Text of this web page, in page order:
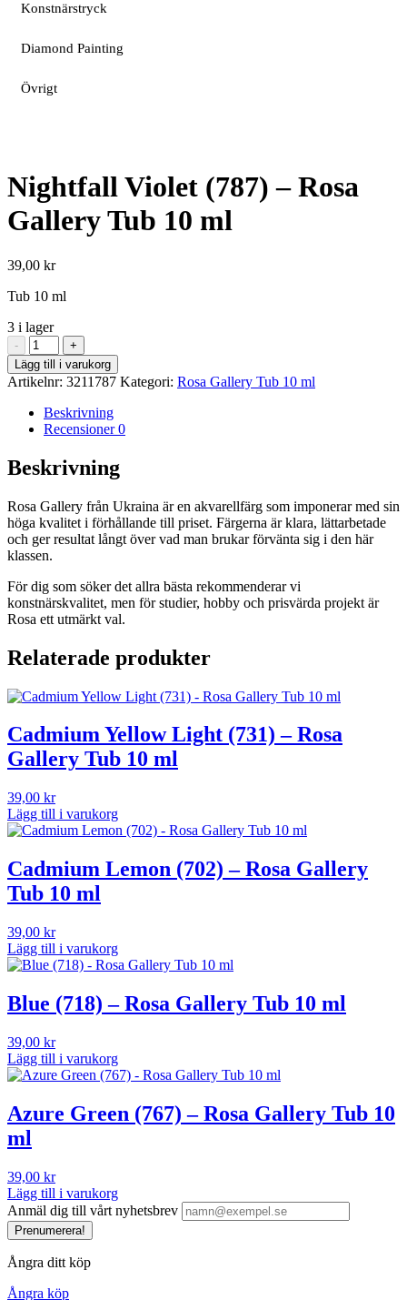
Konstnärstryck
Diamond Painting
Övrigt
Nightfall Violet (787) – Rosa
Gallery Tub 10 ml
39,00 kr
Tub 10 ml
3 i lager
-
Nightfall
Violet
(787)
-
Rosa
Gallery
Tub
10
ml
+
Lägg till i varukorg
Artikelnr: 3211787 Kategori: Rosa Gallery Tub 10 ml
Beskrivning
Recensioner0
Beskrivning
Rosa Gallery från Ukraina är en akvarellfärg som imponerar med sin
höga kvalitet i förhållande till priset. Färgerna är klara, lättarbetade
och ger resultat långt över vad man brukar förvänta sig i den här
klassen.
För dig som söker det allra bästa rekommenderar vi
konstnärskvalitet, men för studier, hobby och prisvärda projekt är
Rosa ett utmärkt val.
Relaterade produkter
Cadmium Yellow Light (731) – Rosa
Gallery Tub 10 ml
39,00 kr
Lägg till i varukorg
Cadmium Lemon (702) – Rosa Gallery
Tub 10 ml
39,00 kr
Lägg till i varukorg
Blue (718) – Rosa Gallery Tub 10 ml
39,00 kr
Lägg till i varukorg
Azure Green (767) – Rosa Gallery Tub 10
ml
39,00 kr
Lägg till i varukorg
Anmäl dig till vårt nyhetsbrev
Prenumerera!
Ångra ditt köp
Ångra köp